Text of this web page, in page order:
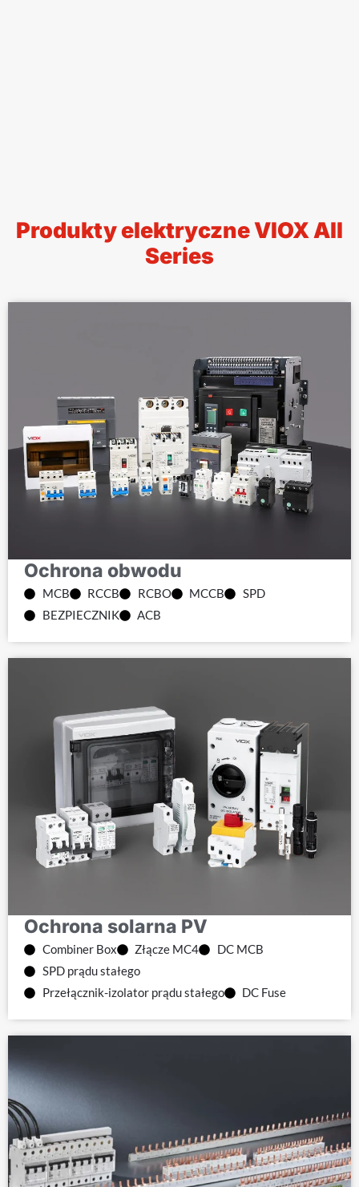
Produkty elektryczne VIOX All
Series
Ochrona obwodu
MCB RCCB RCBO MCCB
SPD
BEZPIECZNIK
ACB
Ochrona solarna PV
Combiner Box Złącze MC4
DC MCB
SPD prądu stałego
Przełącznik-izolator prądu stałego
DC Fuse